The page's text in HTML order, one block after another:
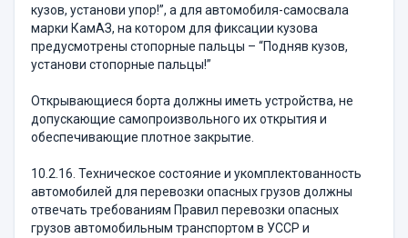
кузов, установи упор!”, а для автомобиля-само­свала
марки КамАЗ, на котором для фиксации кузо­ва
предусмотрены стопорные пальцы – “Подняв ку­зов,
установи стопорные пальцы!”
Открывающиеся борта должны иметь устройства, не
допускающие самопроизвольного их открытия и
обеспечивающие плотное закрытие.
10.2.16. Техническое состояние и укомплектован­ность
автомобилей для перевозки опасных грузов должны
отвечать требованиям Правил перевозки опас­ных
грузов автомобильным транспортом в УССР и